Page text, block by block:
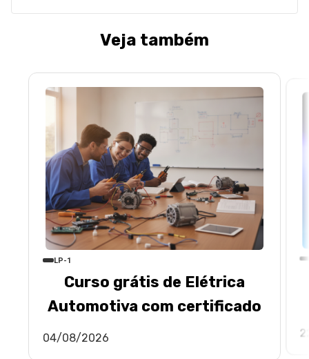
Veja também
LP-1
Curso grátis de Elétrica
Automotiva com certificado
04/08/2026